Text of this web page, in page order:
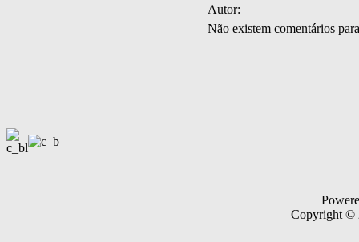
Autor:
Não existem comentários
Copyright ©